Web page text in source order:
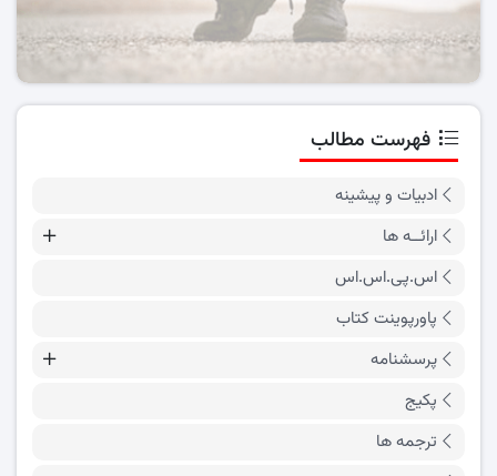
فهرست مطالب
ادبیات و پیشینه
ارائــه ها
اس.پی.اس.اس
پاورپوینت کتاب
پرسشنامه
پکیج
ترجمه ها